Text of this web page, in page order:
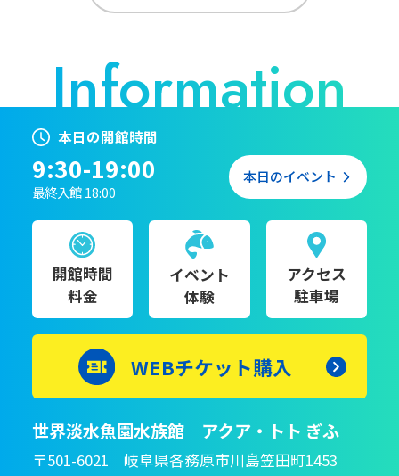
本日の開館時間
9:30-19:00
最終入館 18:00
本日のイベント
開館時間
料金
イベント
体験
アクセス
駐車場
WEBチケット購入
世界淡水魚園水族館 アクア・トト ぎふ
〒501-6021 岐阜県各務原市川島笠田町1453